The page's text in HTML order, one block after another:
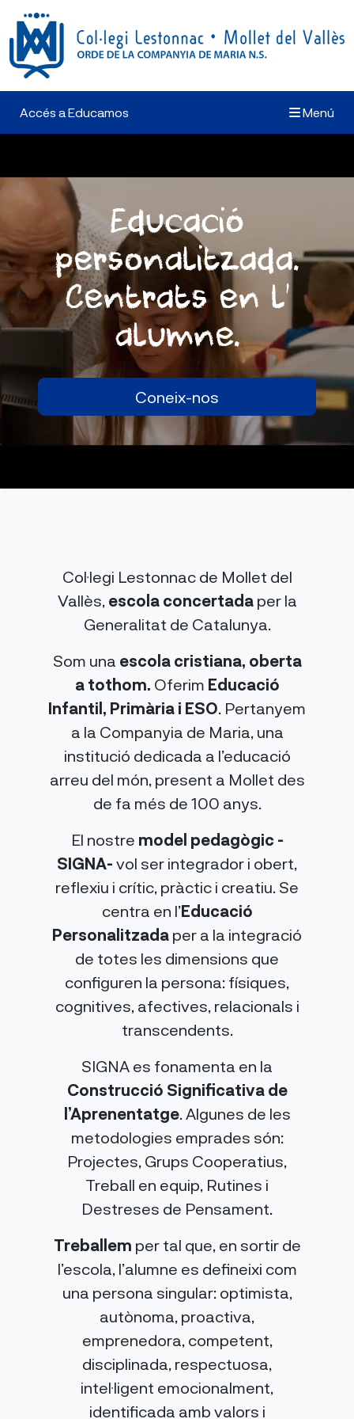
Accés a Educamos Menú
Educació
personalitzada.
Centrats en l’
alumne.
Coneix-nos
Col·legi Lestonnac de Mollet del
Vallès, escola concertada per la
Generalitat de Catalunya.
Som una escola cristiana, oberta
a tothom. Oferim Educació
Infantil, Primària i ESO. Pertanyem
a la Companyia de Maria, una
institució dedicada a l’educació
arreu del món, present a Mollet des
de fa més de 100 anys.
El nostre model pedagògic -
SIGNA- vol ser integrador i obert,
reflexiu i crític, pràctic i creatiu. Se
centra en l’Educació
Personalitzada per a la integració
de totes les dimensions que
configuren la persona: físiques,
cognitives, afectives, relacionals i
transcendents.
SIGNA es fonamenta en la
Construcció Significativa de
l’Aprenentatge. Algunes de les
metodologies emprades són:
Projectes, Grups Cooperatius,
Treball en equip, Rutines i
Destreses de Pensament.
Treballem per tal que, en sortir de
l’escola, l’alumne es defineixi com
una persona singular: optimista,
autònoma, proactiva,
emprenedora, competent,
disciplinada, respectuosa,
intel·ligent emocionalment,
identificada amb valors i